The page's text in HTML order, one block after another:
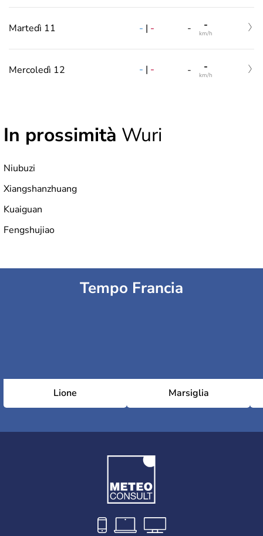
Martedì 11 - | - - -
km/h
Mercoledì 12 - | - - -
km/h
In prossimità Wuri
Niubuzi
Xiangshanzhuang
Kuaiguan
Fengshujiao
Tempo Francia
Lione Marsiglia